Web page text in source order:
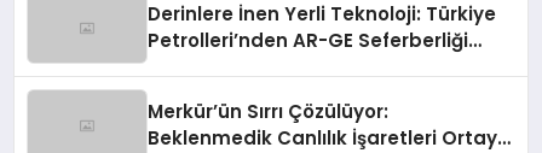
Derinlere İnen Yerli Teknoloji: Türkiye
Petrolleri’nden AR-GE Seferberliği
Merkür’ün Sırrı Çözülüyor:
Beklenmedik Canlılık İşaretleri Ortaya